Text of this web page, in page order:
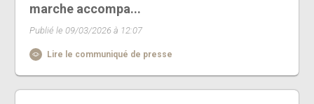
marche accompa...
Publié le 09/03/2026 à 12:07
Lire le communiqué de presse